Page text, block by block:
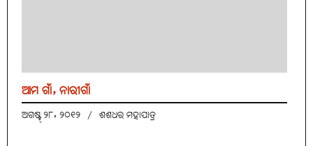
ଆମ ଗାଁ, ନାରୀଗାଁ
ଅଗଷ୍ଟ୍ ୨୮, ୨୦୧୨ / ଶଶଧର ମହାପାତ୍ର